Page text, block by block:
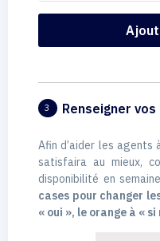
3 Renseigner
Afin d’aider les agents
satisfaira au mieux,
disponibilité en
cases pour changer
« oui », le orange à «